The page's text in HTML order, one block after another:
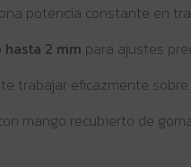
potencia constante en
2 mm para ajustes
trabajar eficazmente sobre
mango recubierto de